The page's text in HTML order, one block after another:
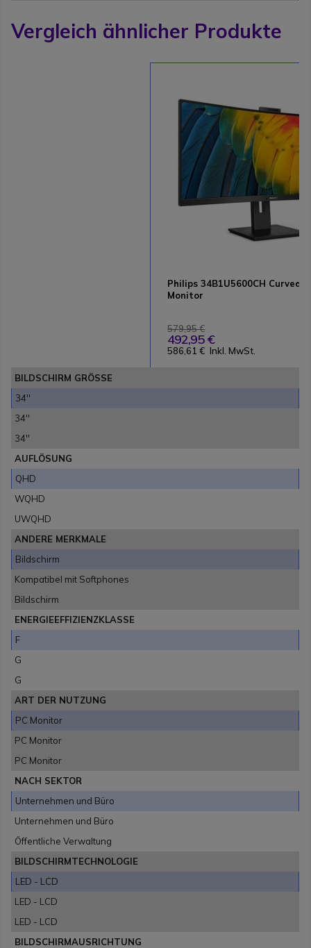
Vergleich ähnlicher Produkte
Philips 34B1U5600CH Curved
Monitor
579,95 €
492,95 €
586,61 € Inkl. MwSt.
BILDSCHIRM GRÖSSE
34''
34''
34''
AUFLÖSUNG
QHD
WQHD
UWQHD
ANDERE MERKMALE
Bildschirm
Kompatibel mit Softphones
Bildschirm
ENERGIEEFFIZIENZKLASSE
F
G
G
ART DER NUTZUNG
PC Monitor
PC Monitor
PC Monitor
NACH SEKTOR
Unternehmen und Büro
Unternehmen und Büro
Öffentliche Verwaltung
BILDSCHIRMTECHNOLOGIE
LED - LCD
LED - LCD
LED - LCD
BILDSCHIRMAUSRICHTUNG